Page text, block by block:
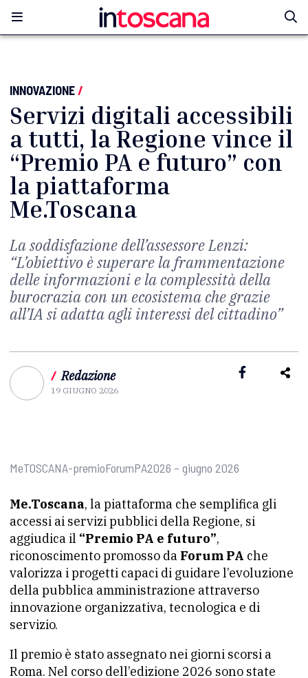
INNOVAZIONE/
Servizi digitali accessibili
a tutti, la Regione vince il
“Premio PA e futuro” con
la piattaforma
Me.Toscana
La soddisfazione dell’assessore Lenzi:
“L’obiettivo è superare la frammentazione
delle informazioni e la complessità della
burocrazia con un ecosistema che grazie
all’IA si adatta agli interessi del cittadino”
/ Redazione
19 GIUGNO 2026
MeTOSCANA-premioForumPA2026 – giugno 2026
Me.Toscana, la piattaforma che semplifica gli
accessi ai servizi pubblici della Regione, si
aggiudica il “Premio PA e futuro”,
riconoscimento promosso da Forum PA che
valorizza i progetti capaci di guidare l’evoluzione
della pubblica amministrazione attraverso
innovazione organizzativa, tecnologica e di
servizio.
Il premio è stato assegnato nei giorni scorsi a
Roma. Nel corso dell’edizione 2026 sono state